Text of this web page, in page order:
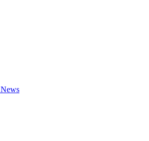
News